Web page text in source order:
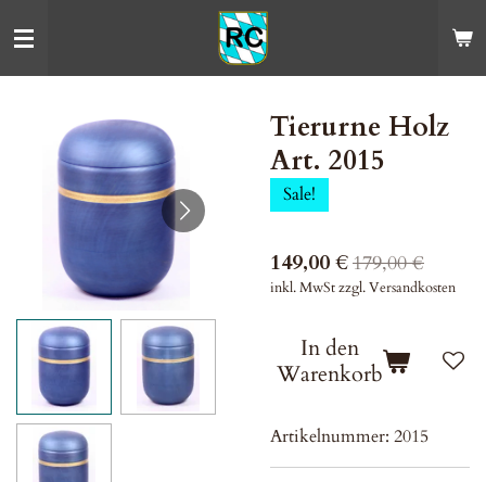
Hauptinhalt
springen
Tierurne Holz
Art. 2015
Sale!
149,00 €179,00 €
inkl. MwSt zzgl. Versandkosten
In den
Warenkorb
Artikelnummer: 2015